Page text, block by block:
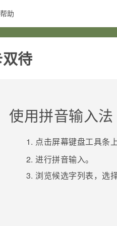
助
服
待‎
使用拼音输入法
点击屏幕键盘工具条
进行拼音输入。
浏览候选字列表，选